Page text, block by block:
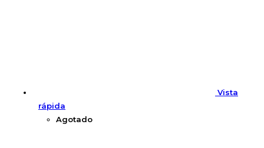
Vista
rápida
Agotado